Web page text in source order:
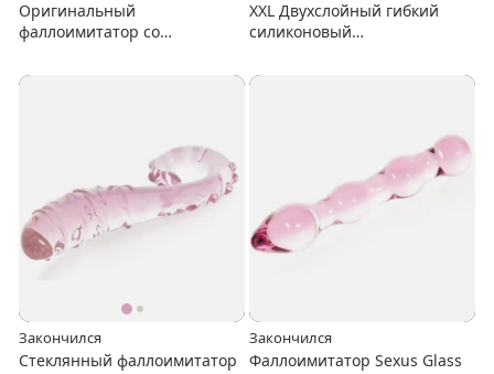
Оригинальный
фаллоимитатор со
XXL Двухслойный гибкий
силиконовый
Закончился
Стеклянный фаллоимитатор
Закончился
Фаллоимитатор Sexus Glass